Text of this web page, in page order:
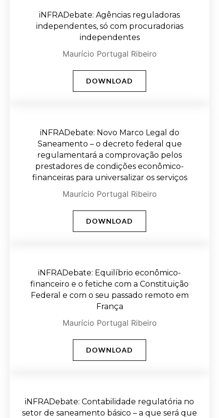
iNFRADebate: Agências reguladoras
independentes, só com procuradorias
independentes
Maurício Portugal Ribeiro
DOWNLOAD
iNFRADebate: Novo Marco Legal do
Saneamento – o decreto federal que
regulamentará a comprovação pelos
prestadores de condições econômico-
financeiras para universalizar os serviços
Maurício Portugal Ribeiro
DOWNLOAD
iNFRADebate: Equilíbrio econômico-
financeiro e o fetiche com a Constituição
Federal e com o seu passado remoto em
França
Maurício Portugal Ribeiro
DOWNLOAD
iNFRADebate: Contabilidade regulatória no
setor de saneamento básico – a que será que